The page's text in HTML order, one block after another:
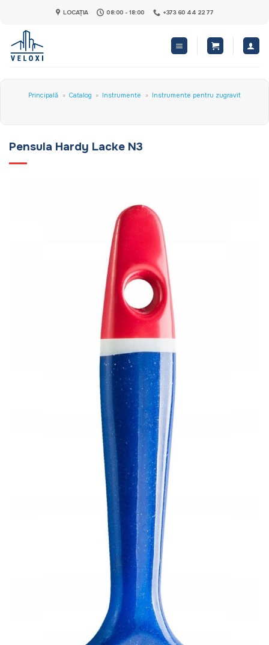
content
LOCAȚIA 08:00 - 18:00 +373 60 44 22 77
Principală » Catalog » Instrumente » Instrumente pentru zugravit
Pensula Hardy Lacke N3